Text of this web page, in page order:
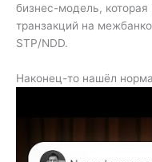
бизнес-модель,
транзакций на
STP/NDD.
Наконец-то нашёл